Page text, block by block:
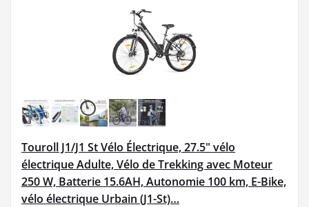
Touroll J1/J1 St Vélo Électrique, 27.5" vélo
électrique Adulte, Vélo de Trekking avec Moteur
250 W, Batterie 15.6AH, Autonomie 100 km, E-Bike,
vélo électrique Urbain (J1-St)…